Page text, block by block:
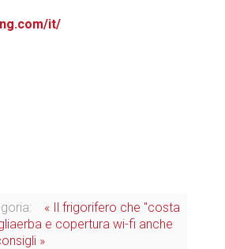
it/
« Il frigorifero che "costa
e copertura wi-fi anche
»